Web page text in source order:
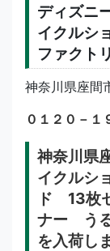
ディズニ
イクルシ
ファクト
神奈川県座間
０１２０－１
神奈川県
イクルシ
ド 13枚
ナー う
を入荷し